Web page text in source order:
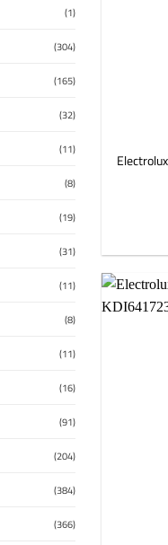
(1)
(304)
(165)
(32)
(11)
(8)
(19)
(31)
(11)
(8)
(11)
(16)
(91)
(204)
(384)
(366)